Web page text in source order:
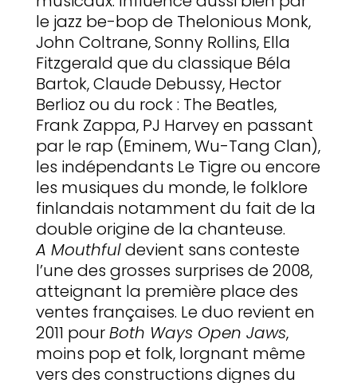
le jazz be-bop de Thelonious Monk,
John Coltrane, Sonny Rollins, Ella
Fitzgerald que du classique Béla
Bartok, Claude Debussy, Hector
Berlioz ou du rock : The Beatles,
Frank Zappa, PJ Harvey en passant
par le rap (Eminem, Wu-Tang Clan),
les indépendants Le Tigre ou encore
les musiques du monde, le folklore
finlandais notamment du fait de la
double origine de la chanteuse.
A Mouthfuldevient sans conteste
l’une des grosses surprises de 2008,
atteignant la première place des
ventes françaises. Le duo revient en
2011 pourBoth Ways Open Jaws,
moins pop et folk, lorgnant même
vers des constructions dignes du